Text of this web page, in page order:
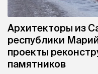
Архитекторы из
республики
проекты
памятников